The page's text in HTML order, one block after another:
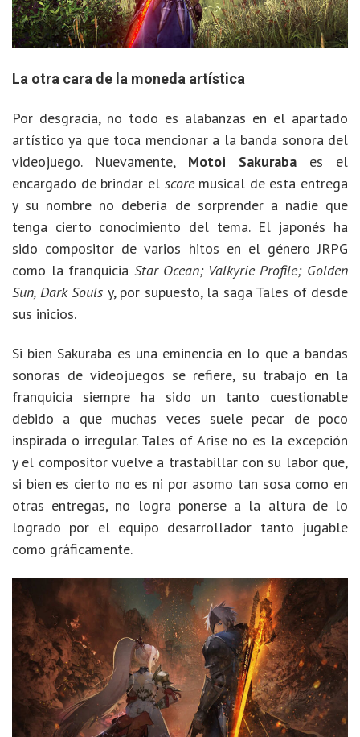
La otra cara de la moneda artística
Por desgracia, no todo es alabanzas en el apartado
artístico ya que toca mencionar a la banda sonora del
videojuego. Nuevamente, Motoi Sakuraba es el
encargado de brindar el scoremusical de esta entrega
y su nombre no debería de sorprender a nadie que
tenga cierto conocimiento del tema. El japonés ha
sido compositor de varios hitos en el género JRPG
como la franquicia Star Ocean; Valkyrie Profile; Golden
Sun, Dark Souls y, por supuesto, la saga Tales of desde
sus inicios.
Si bien Sakuraba es una eminencia en lo que a bandas
sonoras de videojuegos se refiere, su trabajo en la
franquicia siempre ha sido un tanto cuestionable
debido a que muchas veces suele pecar de poco
inspirada o irregular. Tales of Arise no es la excepción
y el compositor vuelve a trastabillar con su labor que,
si bien es cierto no es ni por asomo tan sosa como en
otras entregas, no logra ponerse a la altura de lo
logrado por el equipo desarrollador tanto jugable
como gráficamente.